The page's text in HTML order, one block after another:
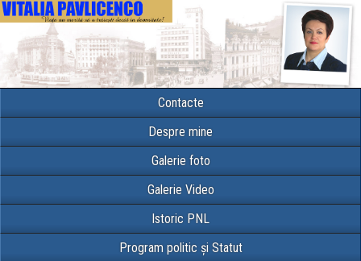
Contacte
Despre mine
Galerie foto
Galerie Video
Istoric PNL
Program politic și Statut